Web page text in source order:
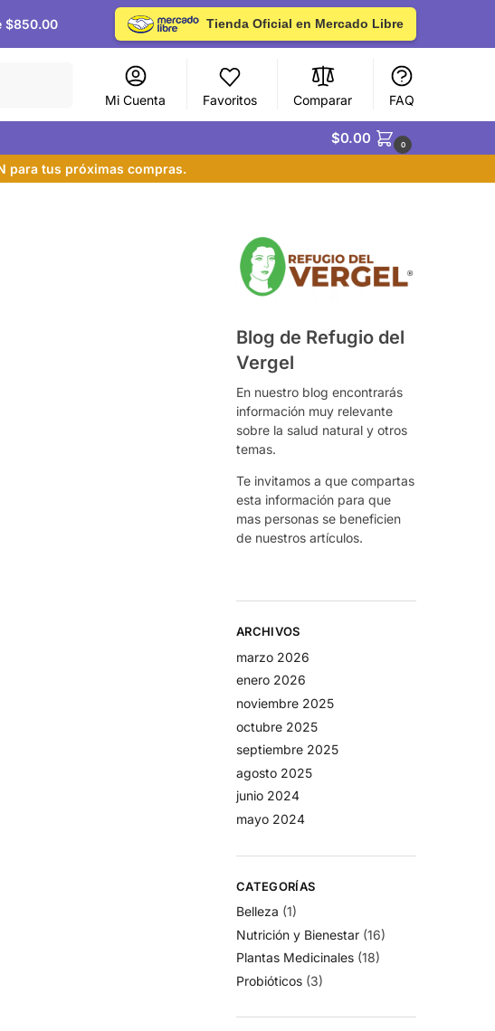
$850.00 Tienda Oficial en Mercado Libre
Mi Cuenta Favoritos Comparar FAQ
$0.00 0
para tus próximas compras.
Blog de Refugio del
Vergel
En nuestro blog encontrarás
información muy relevante
sobre la salud natural y otros
temas.
Te invitamos a que compartas
esta información para que
mas personas se beneficien
de nuestros artículos.
ARCHIVOS
marzo 2026
enero 2026
noviembre 2025
octubre 2025
septiembre 2025
agosto 2025
junio 2024
mayo 2024
CATEGORÍAS
Belleza (1)
Nutrición y Bienestar (16)
Plantas Medicinales (18)
Probióticos (3)